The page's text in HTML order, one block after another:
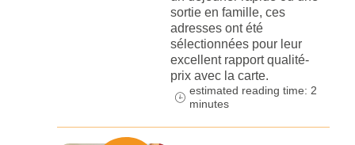
sortie en famille, ces
adresses ont été
sélectionnées pour leur
excellent rapport qualité-
prix avec la carte.
estimated reading time: 2
minutes